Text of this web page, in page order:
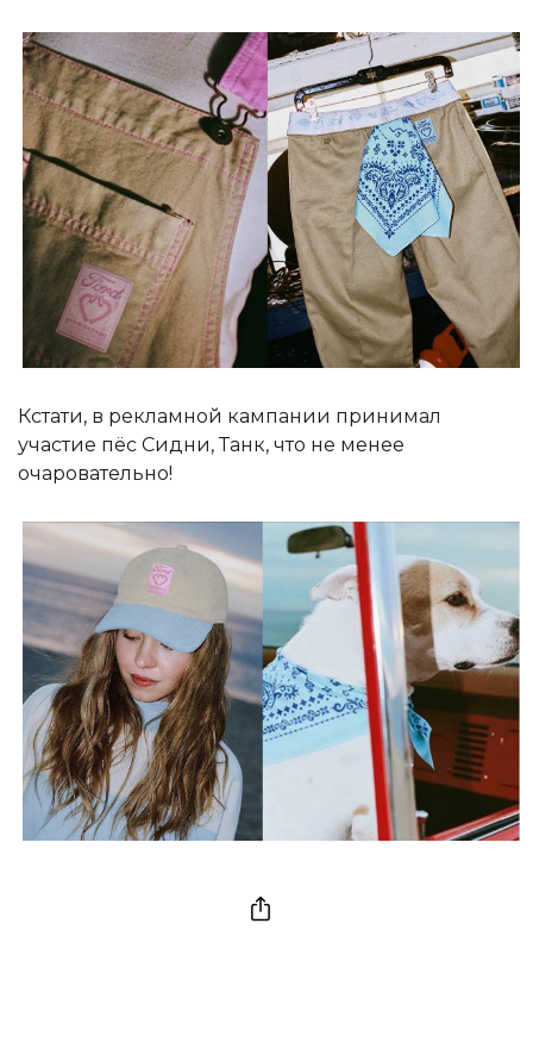
Кстати, в рекламной кампании принимал
участие пёс Сидни, Танк, что не менее
очаровательно!